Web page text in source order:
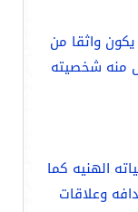
واثقا من
منه شخصيته
الهنيه كما
وعلاقات